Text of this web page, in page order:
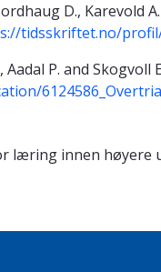
D., Karevold
tidsskriftet.no/
P. and Skogvoll
læring innen